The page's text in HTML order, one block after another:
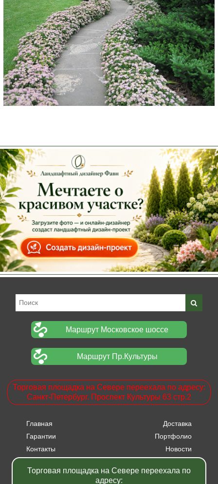
Маршрут Московское шоссе
Маршрут Пр.Культуры
Торговая площадка на Севере переехала по адресу:
Санкт-Петербург. Проспект Культуры 63 стр.2
Главная
Доставка
Гарантии
Портфолио
Контакты
Новости
Акции
Торговая площадка на Севере переехала по
адресу: